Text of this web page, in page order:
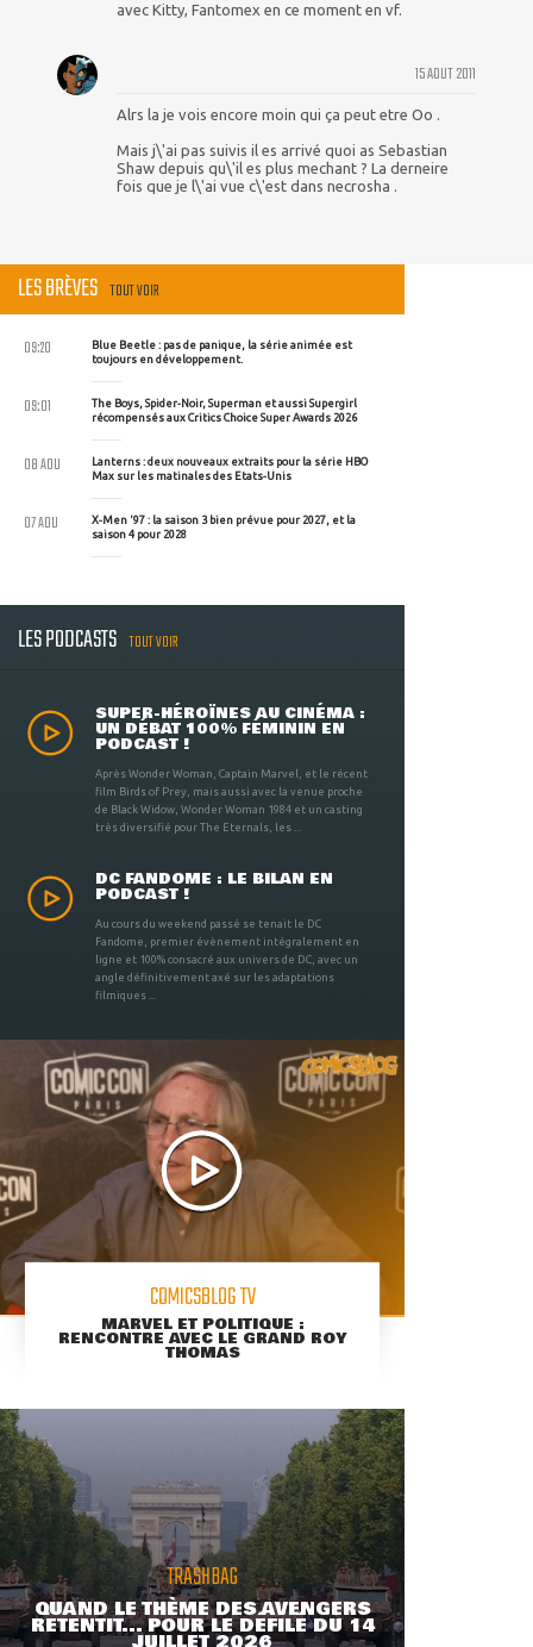
avec Kitty, Fantomex en ce moment en vf.
15 AOUT 2011
Alrs la je vois encore moin qui ça peut etre Oo .
Mais j\'ai pas suivis il es arrivé quoi as Sebastian
Shaw depuis qu\'il es plus mechant ? La derneire
fois que je l\'ai vue c\'est dans necrosha .
LES BRÈVES TOUT VOIR
Blue Beetle : pas de panique, la série animée est
toujours en développement.
09:20
The Boys, Spider-Noir, Superman et aussi Supergirl
récompensés aux Critics Choice Super Awards 2026
09:01
Lanterns : deux nouveaux extraits pour la série HBO
Max sur les matinales des Etats-Unis
08 AOU
X-Men '97 : la saison 3 bien prévue pour 2027, et la
saison 4 pour 2028
07 AOU
LES PODCASTS TOUT VOIR
SUPER-HÉROÏNES AU CINÉMA :
UN DÉBAT 100% FÉMININ EN
PODCAST !
Après Wonder Woman, Captain Marvel, et le récent
film Birds of Prey, mais aussi avec la venue proche
de Black Widow, Wonder Woman 1984 et un casting
très diversifié pour The Eternals, les ...
DC FANDOME : LE BILAN EN
PODCAST !
Au cours du weekend passé se tenait le DC
Fandome, premier évènement intégralement en
ligne et 100% consacré aux univers de DC, avec un
angle définitivement axé sur les adaptations
filmiques ...
COMICSBLOG TV
MARVEL ET POLITIQUE :
RENCONTRE AVEC LE GRAND ROY
THOMAS
TRASHBAG
QUAND LE THÈME DES AVENGERS
RETENTIT... POUR LE DÉFILÉ DU 14